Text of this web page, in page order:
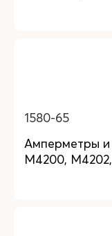
1580-65
Амперметры
М4200,